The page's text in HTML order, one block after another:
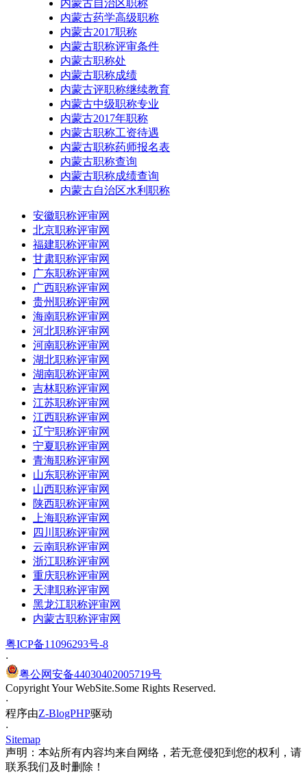
内蒙古自治区职称
内蒙古药学高级职称
内蒙古2017职称
内蒙古职称评审条件
内蒙古职称处
内蒙古职称成绩
内蒙古评职称继续教育
内蒙古中级职称专业
内蒙古2017年职称
内蒙古职称工资待遇
内蒙古职称药师报名表
内蒙古职称查询
内蒙古职称成绩查询
内蒙古自治区水利职称
安徽职称评审网
北京职称评审网
福建职称评审网
甘肃职称评审网
广东职称评审网
广西职称评审网
贵州职称评审网
海南职称评审网
河北职称评审网
河南职称评审网
湖北职称评审网
湖南职称评审网
吉林职称评审网
江苏职称评审网
江西职称评审网
辽宁职称评审网
宁夏职称评审网
青海职称评审网
山东职称评审网
山西职称评审网
陕西职称评审网
上海职称评审网
四川职称评审网
云南职称评审网
浙江职称评审网
重庆职称评审网
天津职称评审网
黑龙江职称评审网
内蒙古职称评审网
粤ICP备11096293号-8
·
粤公网安备44030402005719号
Copyright Your WebSite.Some Rights Reserved.
·
程序由Z-BlogPHP驱动
·
Sitemap
声明：本站所有内容均来自网络，若无意侵犯到您的权利，请
联系我们及时删除！